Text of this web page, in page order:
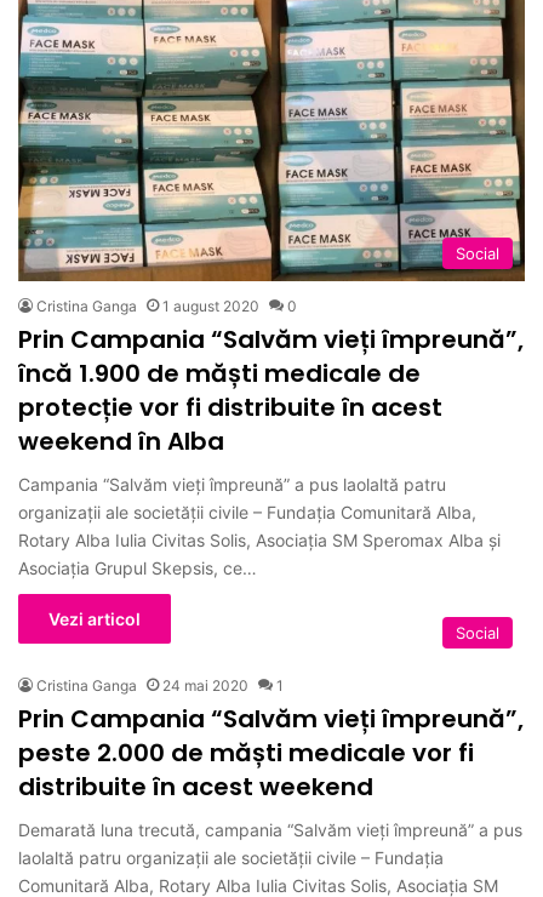
Social
Cristina Ganga 1 august 2020 0
Prin Campania “Salvăm vieți împreună”,
încă 1.900 de măști medicale de
protecție vor fi distribuite în acest
weekend în Alba
Campania “Salvăm vieți împreună” a pus laolaltă patru
organizații ale societății civile – Fundația Comunitară Alba,
Rotary Alba Iulia Civitas Solis, Asociația SM Speromax Alba și
Asociația Grupul Skepsis, ce…
Vezi articol
Social
Cristina Ganga 24 mai 2020 1
Prin Campania “Salvăm vieți împreună”,
peste 2.000 de măști medicale vor fi
distribuite în acest weekend
Demarată luna trecută, campania “Salvăm vieți împreună” a pus
laolaltă patru organizații ale societății civile – Fundația
Comunitară Alba, Rotary Alba Iulia Civitas Solis, Asociația SM